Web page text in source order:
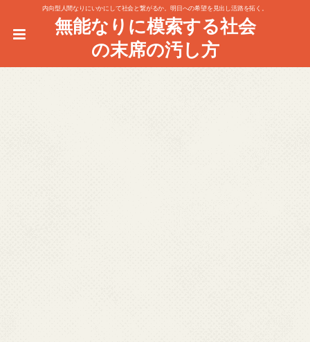
内向型人間なりにいかにして社会と繋がるか。明日への希望を見出し活路を拓く。
無能なりに模索する社会
の末席の汚し方